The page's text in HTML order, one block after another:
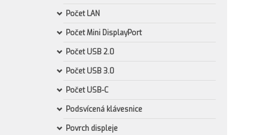
Počet LAN
Počet Mini DisplayPort
Počet USB 2.0
Počet USB 3.0
Počet USB-C
Podsvícená klávesnice
Povrch displeje